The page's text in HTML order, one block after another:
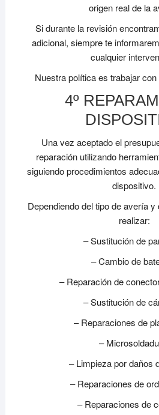
origen real de la
Si durante la revisión
adicional, siempre te
cualquier
Nuestra política es trabajar
4º
Una vez aceptado el
reparación utilizando
siguiendo procedimientos
dispositivo.
Dependiendo del tipo de avería
realizar:
– Sustitución de
– Cambio de
– Reparación de
– Sustitución de
– Reparaciones de
–
– Limpieza por daños
– Reparaciones de
– Reparaciones de